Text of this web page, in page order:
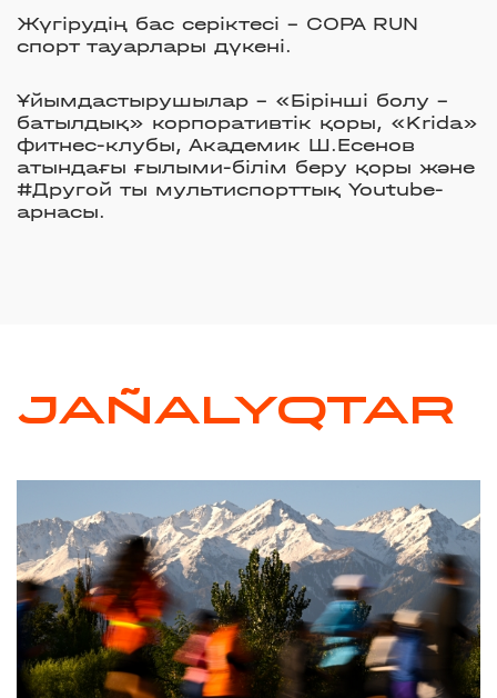
Жүгірудің бас серіктесі - COPA RUN
спорт тауарлары дүкені.
Ұйымдастырушылар - «Бірінші болу -
батылдық» корпоративтік қоры, «Krida»
фитнес-клубы, Академик Ш.Есенов
атындағы ғылыми-білім беру қоры және
#Другой ты мультиспорттық Youtube-
арнасы.
JAÑALYQTAR